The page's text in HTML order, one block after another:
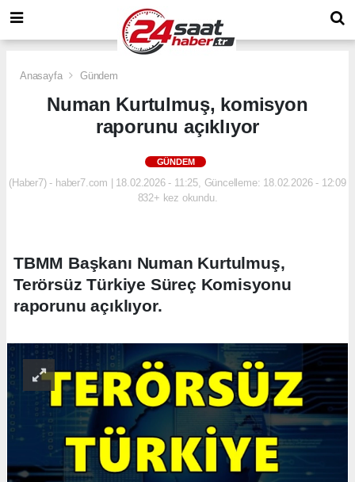
Anasayfa Gündem
Numan Kurtulmuş, komisyon
raporunu açıklıyor
GÜNDEM
(Haber7) - haber7.com | 18.02.2026 - 11:25, Güncelleme: 18.02.2026 - 12:09
832+ kez okundu.
TBMM Başkanı Numan Kurtulmuş,
Terörsüz Türkiye Süreç Komisyonu
raporunu açıklıyor.